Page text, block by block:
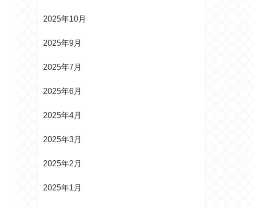
2025年10月
2025年9月
2025年7月
2025年6月
2025年4月
2025年3月
2025年2月
2025年1月